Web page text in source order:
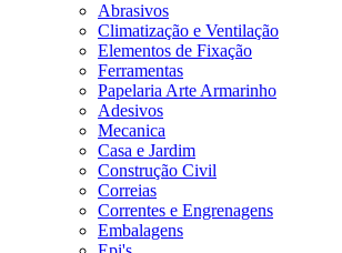
Abrasivos
Climatização e Ventilação
Elementos de Fixação
Ferramentas
Papelaria Arte Armarinho
Adesivos
Mecanica
Casa e Jardim
Construção Civil
Correias
Correntes e Engrenagens
Embalagens